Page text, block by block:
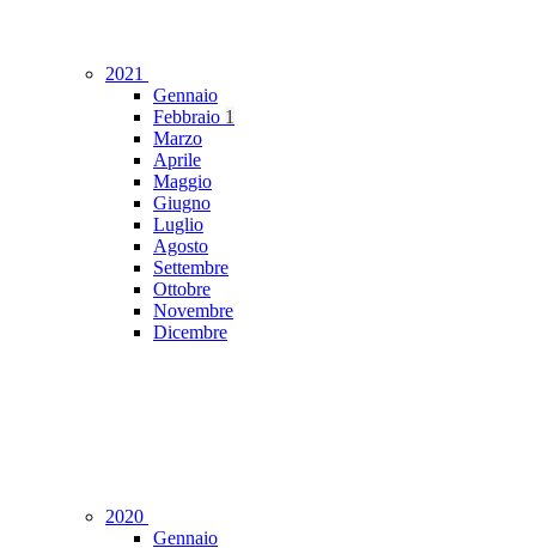
2021
Gennaio
Febbraio 1
Marzo
Aprile
Maggio
Giugno
Luglio
Agosto
Settembre
Ottobre
Novembre
Dicembre
2020
Gennaio